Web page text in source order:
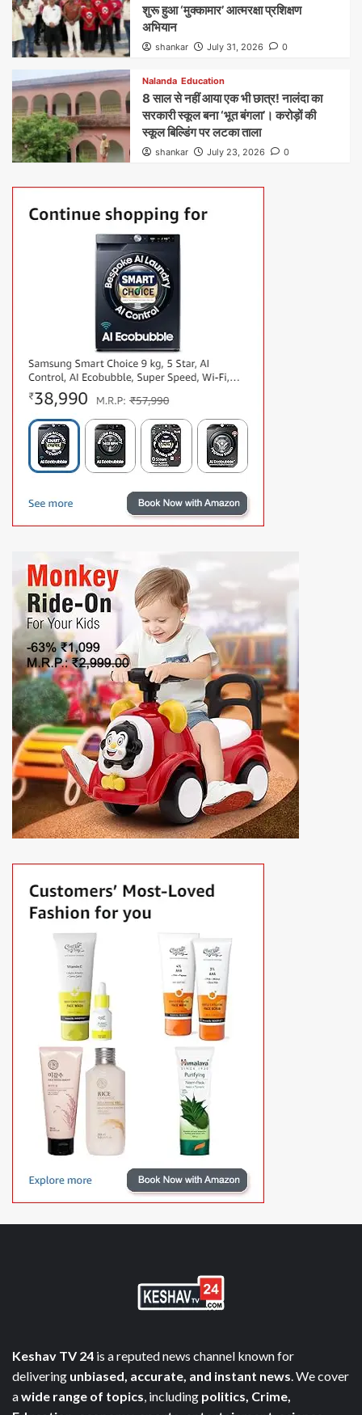
शुरू हुआ ‘मुक्कामार’ आत्मरक्षा प्रशिक्षण
अभियान
shankar July 31, 2026 0
Nalanda Education
8 साल से नहीं आया एक भी छात्र! नालंदा का
सरकारी स्कूल बना ‘भूत बंगला’। करोड़ों की
स्कूल बिल्डिंग पर लटका ताला
shankar July 23, 2026 0
Keshav TV 24 is a reputed news channel known for
delivering unbiased, accurate, and instant news. We cover
awide range of topics, including politics, Crime,